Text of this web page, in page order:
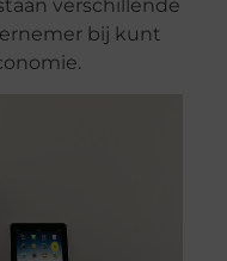
verschillende
bij kunt